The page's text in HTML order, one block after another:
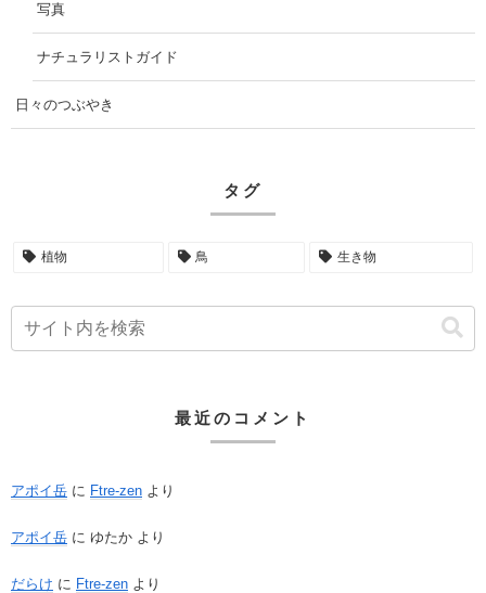
写真
ナチュラリストガイド
日々のつぶやき
タグ
植物 鳥 生き物
最近のコメント
アポイ岳 に Ftre-zen より
アポイ岳 に ゆたか より
だらけ に Ftre-zen より